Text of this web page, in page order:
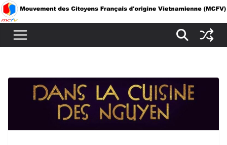
Passer
au
contenu